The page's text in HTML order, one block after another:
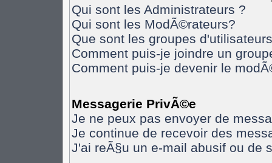
Qui sont les Administrateurs ?
Qui sont les ModÃ©rateurs?
Que sont les groupes
Comment puis-je joindre un
Comment puis-je devenir le
Messagerie PrivÃ©e
Je ne peux pas envoyer de
Je continue de recevoir des
J'ai reÃ§u un e-mail abusif ou de